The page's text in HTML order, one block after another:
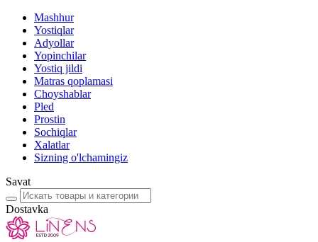
Mashhur
Yostiqlar
Adyollar
Yopinchilar
Yostiq jildi
Matras qoplamasi
Choyshablar
Pled
Prostin
Sochiqlar
Xalatlar
Sizning o'lchamingiz
Savat
Dostavka